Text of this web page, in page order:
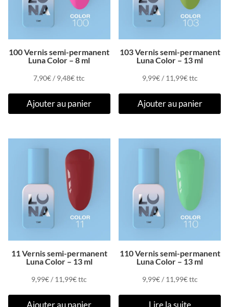
100 Vernis semi-permanent
Luna Color – 8 ml
7,90€/ 9,48€ttc
Ajouter au panier
103 Vernis semi-permanent
Luna Color – 13 ml
9,99€/ 11,99€ttc
Ajouter au panier
11 Vernis semi-permanent
Luna Color – 13 ml
9,99€/ 11,99€ttc
Ajouter au panier
110 Vernis semi-permanent
Luna Color – 13 ml
9,99€/ 11,99€ttc
Lire la suite